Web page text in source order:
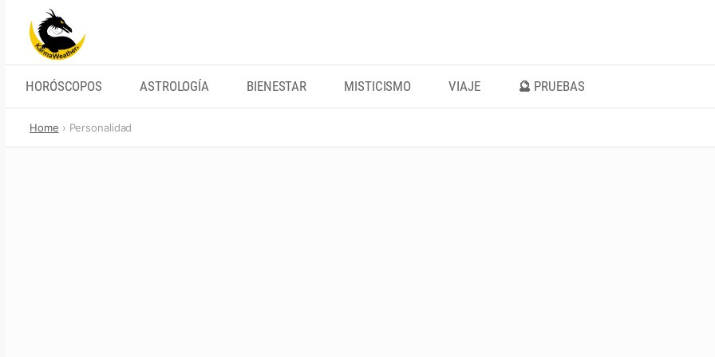
content
HORÓSCOPOS ASTROLOGÍA BIENESTAR MISTICISMO VIAJE 🔮 PRUEBAS
Home Personalidad